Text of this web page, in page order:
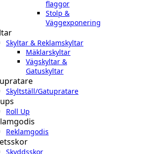
flaggor
Stolp &
Väggexponering
Skyltar & Reklamskyltar
Mäklarskyltar
Vägskyltar &
Gatuskyltar
Skyltställ/Gatupratare
Roll Up
Reklamgodis
Skyddsskor